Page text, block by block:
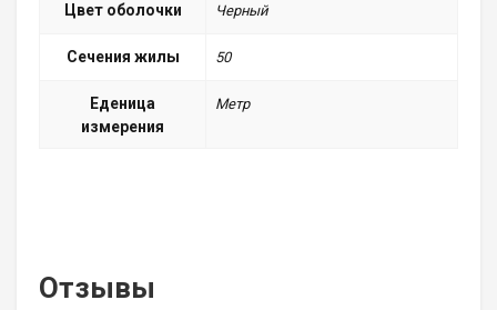
Цвет оболочки Черный
Сечения жилы 50
Еденица
измерения
Метр
Отзывы